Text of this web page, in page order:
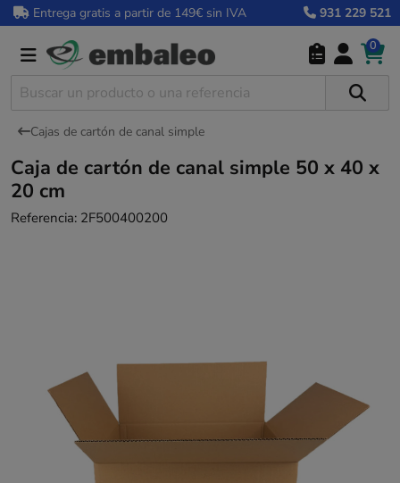
Entrega gratis a partir de 149€ sin IVA 931 229 521
0
Cajas de cartón de canal simple
Caja de cartón de canal simple 50 x 40 x
20 cm
Referencia: 2F500400200